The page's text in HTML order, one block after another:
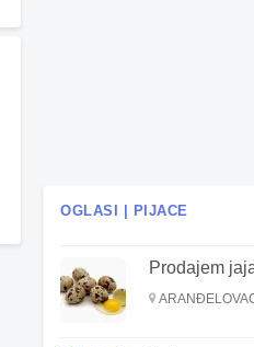
OGLASI | PIJACE
Prodajem